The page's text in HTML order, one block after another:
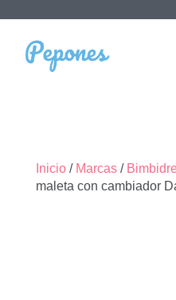
Inicio/ Marcas/
maleta con cambiador